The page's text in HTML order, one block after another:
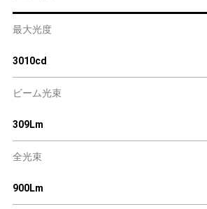
最大光度
3010cd
ビーム光束
309Lm
全光束
900Lm